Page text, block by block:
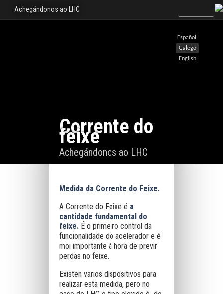
Español
Galego
English
Achegándonos ao LHC
Corrente do
feixe
Achegándonos ao LHC
Medida da Corrente do Feixe.
A Corrente do Feixe é a
cantidade fundamental do
feixe.É o primeiro control da
funcionalidade do acelerador e é
moi importante á hora de previr
perdas no feixe.
Existen varios dispositivos para
realizar esta medida, pero no